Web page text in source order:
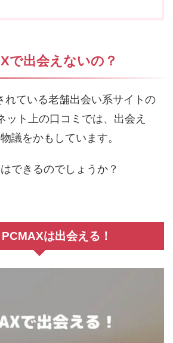
で出会えないの？
れている老舗出会い系サイトの
ット上の口コミでは、出会え
議をかもしています。
できるのでしょうか？
は出会える！